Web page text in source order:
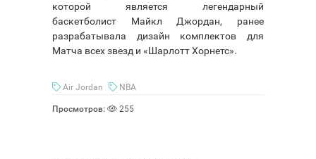
которой является легендарный
баскетболист Майкл Джордан, ранее
разрабатывала дизайн комплектов для
Матча всех звезд и «Шарлотт Хорнетс».
Air Jordan NBA
Просмотров: 255